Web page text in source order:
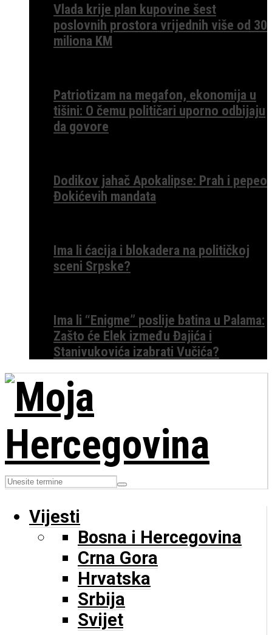
Vlada krije plan kupovine šest
poslovnih prostora vrijednih više od 30
miliona KM
Patriotizam na megafon, ekonomija u
tišini: O čemu političari uporno odbijaju
da govore
Dodikov jahač Apokalipse: Prah i pepeo
Đokićevih mandata
Ima li ćacija i blokadera na političkoj
sceni Srpske?
Ima li “Enigme” poslije batina u Palama:
Zašto će Elek između Đajića i
Stanivukovića izabrati Vučića?
Vijesti
Bosna i Hercegovina
Crna Gora
Hrvatska
Srbija
Svijet